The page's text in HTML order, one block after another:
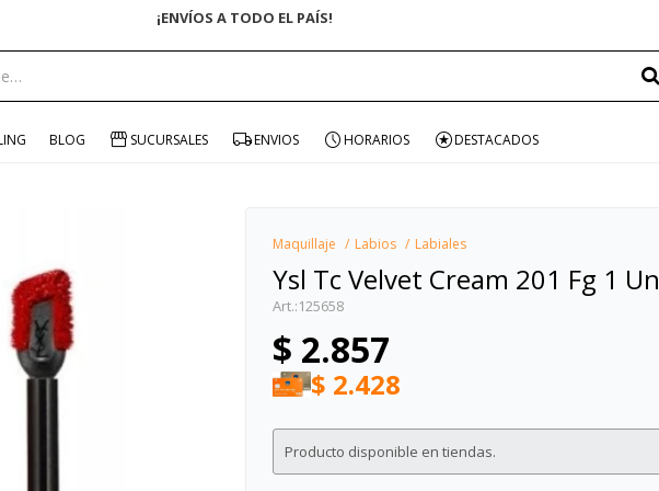
¡ENVÍOS A TODO EL PAÍS!
BLOG SUCURSALES ENVIOS HORARIOS DESTACADOS
Maquillaje Labios Labiales
Ysl Tc Velvet Cream 201 Fg 1 Un
125658
$ 2.857
$ 2.428
Producto disponible en tiendas.